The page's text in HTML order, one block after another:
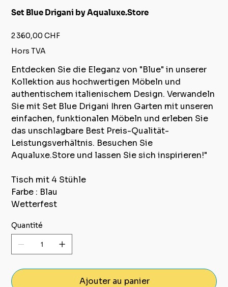
Set Blue Drigani by Aqualuxe.Store
Prix
2 360,00 CHF
Hors TVA
Entdecken Sie die Eleganz von "Blue" in unserer
Kollektion aus hochwertigen Möbeln und
authentischem italienischem Design. Verwandeln
Sie mit Set Blue Drigani Ihren Garten mit unseren
einfachen, funktionalen Möbeln und erleben Sie
das unschlagbare Best Preis-Qualität-
Leistungsverhältnis. Besuchen Sie
Aqualuxe.Store und lassen Sie sich inspirieren!"
Tisch mit 4 Stühle
Farbe : Blau
Wetterfest
Quantité
Ajouter au panier